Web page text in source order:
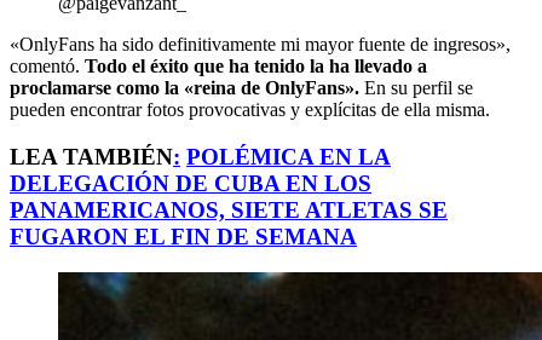
«OnlyFans ha sido definitivamente mi mayor fuente de ingresos»,
comentó. Todo el éxito que ha tenido la ha llevado a
proclamarse como la «reina de OnlyFans». En su perfil se
pueden encontrar fotos provocativas y explícitas de ella misma.
LEA TAMBIÉN: POLÉMICA EN LA
DELEGACIÓN DE CUBA EN LOS
PANAMERICANOS, SIETE ATLETAS SE
FUGARON EL FIN DE SEMANA